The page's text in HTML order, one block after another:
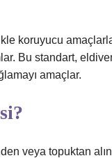
koruyucu
Bu standart,
amaçlar.
veya topuktan